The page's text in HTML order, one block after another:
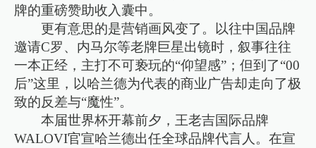
牌的重磅赞助收入囊中。
更有意思的是营销画风变了。以往中国品牌
邀请C罗、内马尔等老牌巨星出镜时，叙事往往
一本正经，主打不可亵玩的“仰望感”；但到了“00
后”这里，以哈兰德为代表的商业广告却走向了极
致的反差与“魔性”。
本届世界杯开幕前夕，王老吉国际品牌
WALOVI官宣哈兰德出任全球品牌代言人。在宣